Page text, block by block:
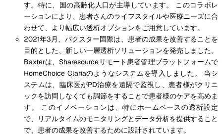
す。特に、国の高齢化人口が主導しています。 このコラボレ
ーションにより、患者さんのライフスタイルや医療ニーズに合
わせて、より幅広い透析オプションをご用意しています。
2021年3月、バクスター国際は、患者の成果を改善することを
目的とした、新しい一層透析ソリューションを発売しました。
Baxterは、Sharesourceリモート患者管理プラットフォームで
HomeChoice Clariaのようなシステムを導入しました。 当シ
ステムは、臨床医がPD治療を遠隔で監視し、患者様がクリニ
ックを訪問しなくても調節をすることで患者様のケアを高めま
す。 このイノベーションは、特にホームベースの透析設定
で、リアルタイムのモニタリングとデータ分析を提供すること
で、患者の成果を改善するために設計されています。